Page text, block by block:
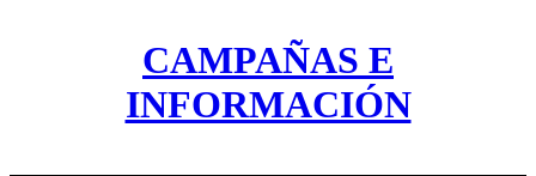
CAMPAÑAS E
INFORMACIÓN